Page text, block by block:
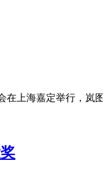
上海嘉定举行，